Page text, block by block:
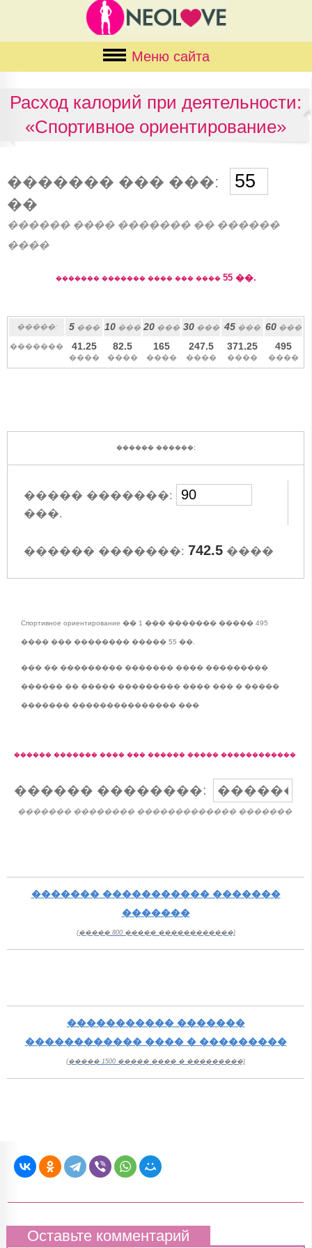
Меню сайта
Расход калорий при деятельности:
«Спортивное ориентирование»
������� ��� ���:
��
������ ���� ������� �� ������
����
������� ������� ���� ��� ���� 55��.
�����: 5��� 10 ��� 20 ��� 30��� 45 ��� 60 ���
������� 41.25
����
82.5
����
165
����
247.5
����
371.25
����
495
����
������ ������:
����� �������:
���.
������ �������: 742.5 ����
Спортивное ориентирование �� 1 ��� ������� ����� 495
���� ��� �������� ����� 55 ��.
��� �� ��������� ������� ���� ���������
������ �� ����� ��������� ���� ��� � �����
������� ��������������� ���
������ ������� ���� ��� ������ ����� ������������
������ ��������:
������� �������� ������������� �������
������� ����������� �������
�������
(����� 800 ����� ������������)
����������� �������
������������ ���� � ���������
(����� 1500 ����� ���� � ���������)
Оставьте комментарий